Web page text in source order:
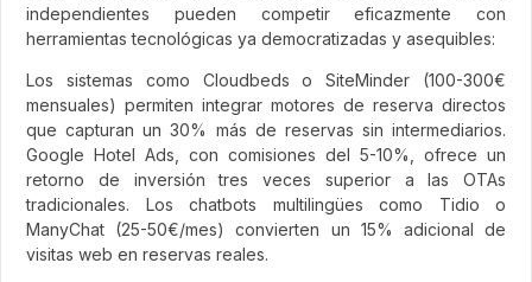
independientes pueden competir eficazmente con
herramientas tecnológicas ya democratizadas y asequibles:
Los sistemas como Cloudbeds o SiteMinder (100-300€
mensuales) permiten integrar motores de reserva directos
que capturan un 30% más de reservas sin intermediarios.
Google Hotel Ads, con comisiones del 5-10%, ofrece un
retorno de inversión tres veces superior a las OTAs
tradicionales. Los chatbots multilingües como Tidio o
ManyChat (25-50€/mes) convierten un 15% adicional de
visitas web en reservas reales.